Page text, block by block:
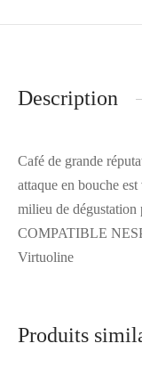
Description
Café de grande
attaque en bouche
milieu de
COMPATIBLE
Virtuoline
Produits